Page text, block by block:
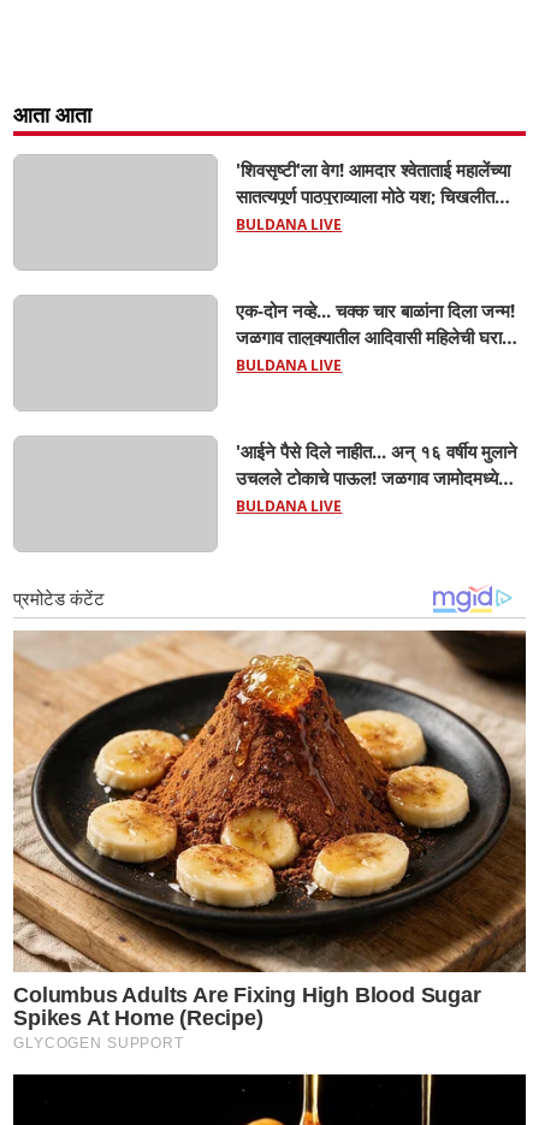
आता आता
'शिवसृष्टी'ला वेग! आमदार श्वेताताई महालेंच्या
सातत्यपूर्ण पाठपुराव्याला मोठे यश; चिखलीत
साकारणार ६५ कोटींचा भव्य 'छत्रपती शिवाजी
BULDANA LIVE
एक-दोन नव्हे... चक्क चार बाळांना दिला जन्म!
जळगाव तालुक्यातील आदिवासी महिलेची घरातच
प्रसूती; आता झाली ७ लेकरांची माय ! वैद्यकीय
BULDANA LIVE
'आईने पैसे दिले नाहीत... अन् १६ वर्षीय मुलाने
उचलले टोकाचे पाऊल! जळगाव जामोदमध्ये
खळबळ'! मुलांमधली सहनशीलता संपली काय?
BULDANA LIVE